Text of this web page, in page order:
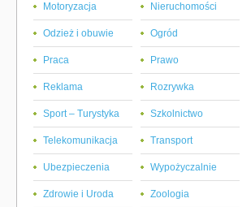
Motoryzacja Nieruchomości
Odzież i obuwie Ogród
Praca Prawo
Reklama Rozrywka
Sport – Turystyka Szkolnictwo
Telekomunikacja Transport
Ubezpieczenia Wypożyczalnie
Zdrowie i Uroda Zoologia